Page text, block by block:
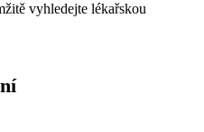
vyhledejte lékařskou